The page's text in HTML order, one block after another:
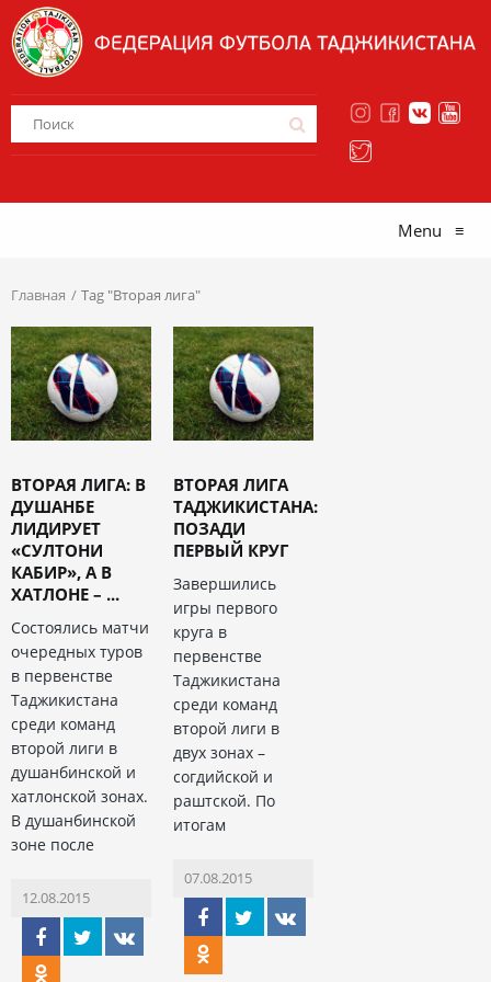
Menu ≡
Главная Tag "Вторая лига"
ВТОРАЯ ЛИГА: В
ДУШАНБЕ
ЛИДИРУЕТ
«СУЛТОНИ
КАБИР», А В
ХАТЛОНЕ – ...
Состоялись матчи
очередных туров
в первенстве
Таджикистана
среди команд
второй лиги в
душанбинской и
хатлонской зонах.
В душанбинской
зоне после
12.08.2015
ВТОРАЯ ЛИГА
ТАДЖИКИСТАНА:
ПОЗАДИ
ПЕРВЫЙ КРУГ
Завершились
игры первого
круга в
первенстве
Таджикистана
среди команд
второй лиги в
двух зонах –
согдийской и
раштской. По
итогам
07.08.2015